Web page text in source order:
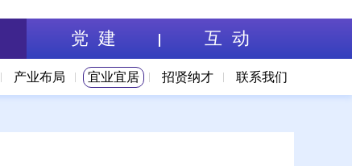
产业布局 宜业宜居 招贤纳才 联系我们
党 建 互 动